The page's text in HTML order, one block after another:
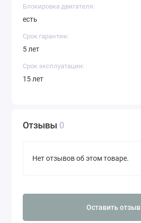
Блокировка двигателя:
есть
Срок гарантии:
5 лет
Срок эксплуатации:
15 лет
Отзывы 0
Нет отзывов об этом товаре.
Оставить отзыв